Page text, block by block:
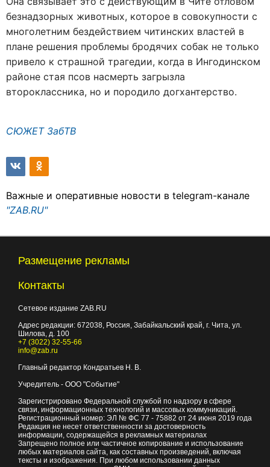
безнадзорных животных, которое в совокупности с
многолетним бездействием читинских властей в
плане решения проблемы бродячих собак не только
привело к страшной трагедии, когда в Ингодинском
районе стая псов насмерть загрызла
второклассника, но и породило догхантерство.
СЮЖЕТ ЗабТВ
Важные и оперативные новости в telegram-канале
"ZAB.RU"
Размещение рекламы
Контакты
Сетевое издание ZAB.RU
Адрес редакции: 672038, Россия, Забайкальский край, г. Чита, ул.
Шилова, д. 100
+7 (3022) 32-55-66
info@zab.ru
Главный редактор Кондратьев Н. В.
Учредитель - ООО "Событие"
Зарегистрировано Федеральной службой по надзору в сфере
связи, информационных технологий и массовых коммуникаций.
Регистрационный номер: ЭЛ № ФС 77 - 75882 от 24 июня 2019 года
Редакция не несет ответственности за достоверность
информации, содержащейся в рекламных материалах
Запрещено полное или частичное копирование и использование
любых материалов сайта, как составных произведений, включая
тексты и изображения. При любом использовании данных